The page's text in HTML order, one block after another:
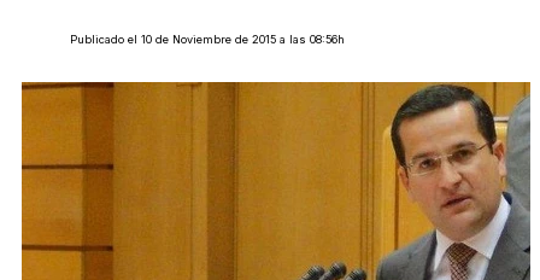
Publicado el 10 de Noviembre de 2015 a las 08:56h